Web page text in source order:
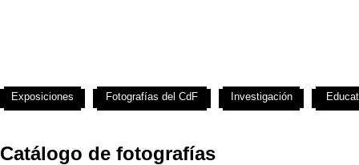
Catálogo de fotografías
Exposiciones Fotografías del CdF Investigación